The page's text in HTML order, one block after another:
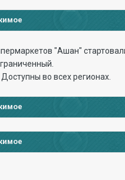
"Ашан"
во всех регионах.